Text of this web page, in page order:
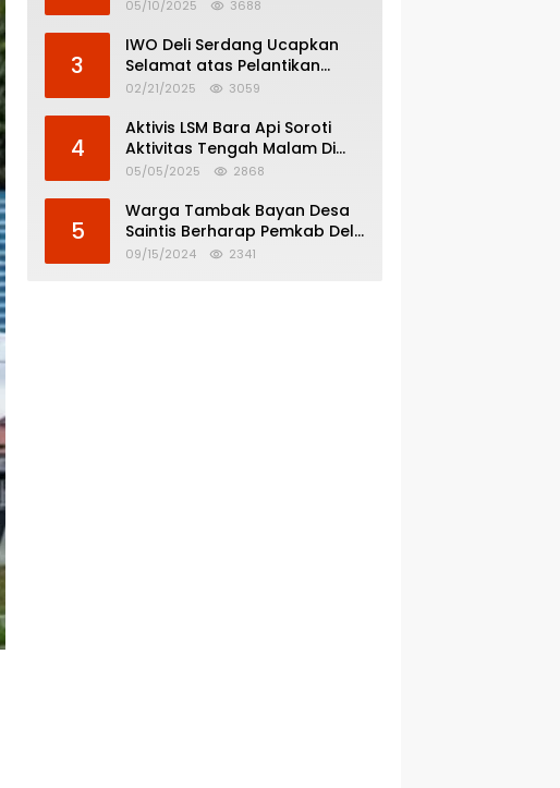
05/10/2025 3688
3
IWO Deli Serdang Ucapkan
Selamat atas Pelantikan
Bupati dan Wakil Bupati Deli
02/21/2025 3059
4
Aktivis LSM Bara Api Soroti
Aktivitas Tengah Malam Di
SPBU 14.213.228 Bandar Tinggi
05/05/2025 2868
5
Warga Tambak Bayan Desa
Saintis Berharap Pemkab Deli
Serdang Atasi Banjir
09/15/2024 2341